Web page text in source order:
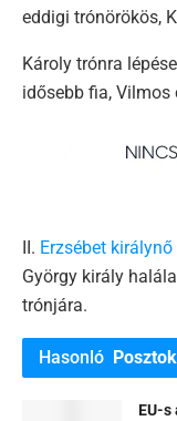
eddigi trónörökös,
Károly trónra
idősebb fia, Vilmos
II. Erzsébet királynő
György király
trónjára.
Hasonló Posztok
EU-s